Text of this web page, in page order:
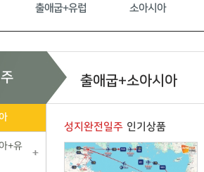
출애굽+유럽 소아시아
+유
출애굽+소아시아
성지완전일주 인기상품